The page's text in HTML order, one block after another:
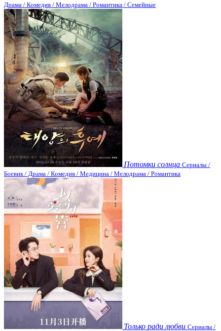
Драма / Комедия / Мелодрама / Романтика / Семейные
Потомки солнца Сериалы /
Боевик / Драма / Комедия / Медицина / Мелодрама / Романтика
Только ради любви Сериалы /